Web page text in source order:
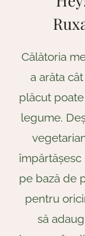
Călătoria
a arăta
plăcut
legume.
pe bază de
pentru
să